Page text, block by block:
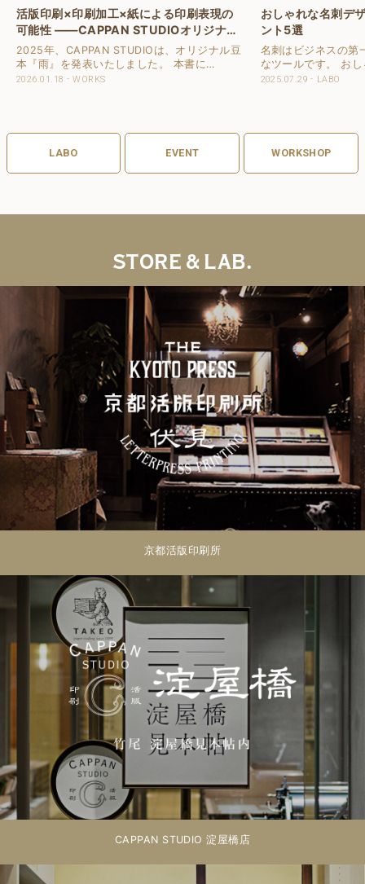
活版印刷×印刷加工×紙による印刷表現の
可能性 ——CAPPAN STUDIOオリジナル
豆本『雨』の実践から
2025年、CAPPAN STUDIOは、オリジナル豆
本『雨』を発表いたしました。 本書に
は、“雨”から連想される18のシーンを描いた
2026.01.18 WORKS
おしゃれな名刺デ
ント5選
名刺はビジネスの第
なツールです。 お
に入れたいと考えて
2025.07.29 LABO
LABO EVENT WORKSHOP
STORE & LAB.
京都活版印刷所
CAPPAN STUDIO 淀屋橋店